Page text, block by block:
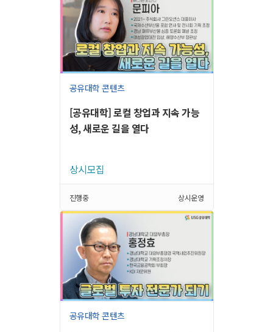
공유대학 콘텐츠
[공유대학] 로컬 창업과 지속 가능
성, 새로운 길을 열다
상시모집
진행중 상시운영
공유대학 콘텐츠